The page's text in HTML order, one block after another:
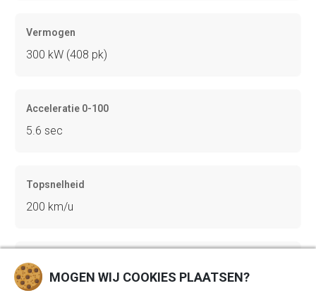
Vermogen
300 kW (408 pk)
Acceleratie 0-100
5.6 sec
Topsnelheid
200 km/u
Gewicht
2585 kgMOGEN WIJ COOKIES PLAATSEN?